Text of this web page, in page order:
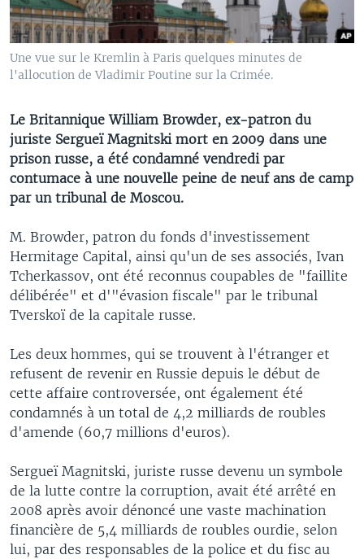
Une vue sur le Kremlin à Paris quelques minutes de
l'allocution de Vladimir Poutine sur la Crimée.
Le Britannique William Browder, ex-patron du
juriste Sergueï Magnitski mort en 2009 dans une
prison russe, a été condamné vendredi par
contumace à une nouvelle peine de neuf ans de camp
par un tribunal de Moscou.
M. Browder, patron du fonds d'investissement
Hermitage Capital, ainsi qu'un de ses associés, Ivan
Tcherkassov, ont été reconnus coupables de "faillite
délibérée" et d'"évasion fiscale" par le tribunal
Tverskoï de la capitale russe.
Les deux hommes, qui se trouvent à l'étranger et
refusent de revenir en Russie depuis le début de
cette affaire controversée, ont également été
condamnés à un total de 4,2 milliards de roubles
d'amende (60,7 millions d'euros).
Sergueï Magnitski, juriste russe devenu un symbole
de la lutte contre la corruption, avait été arrêté en
2008 après avoir dénoncé une vaste machination
financière de 5,4 milliards de roubles ourdie, selon
lui, par des responsables de la police et du fisc au